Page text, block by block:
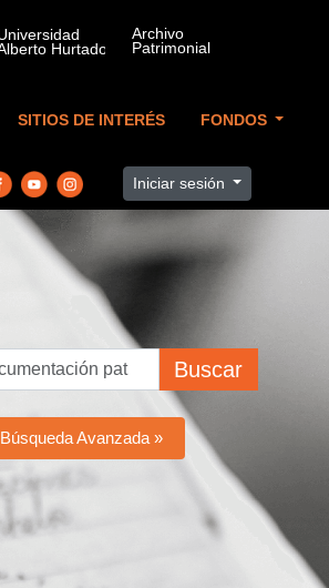
SITIOS DE INTERÉS FONDOS
Iniciar sesión
Buscar
Búsqueda Avanzada »